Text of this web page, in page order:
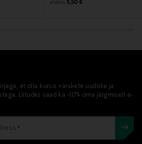
alates Original Price
3,50 €
et olla kursis värskete uudiste ja
Liitudes saad ka -10% oma järgmiselt e-